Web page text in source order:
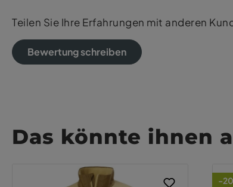
Teilen Sie Ihre Erfahrungen mit anderen
Bewertung schreiben
Das könnte ihnen
-